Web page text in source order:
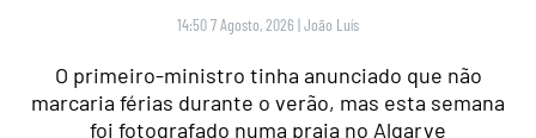
14:50 7 Agosto, 2026 |João Luís
O primeiro-ministro tinha anunciado que não
marcaria férias durante o verão, mas esta semana
foi fotografado numa praia no Algarve